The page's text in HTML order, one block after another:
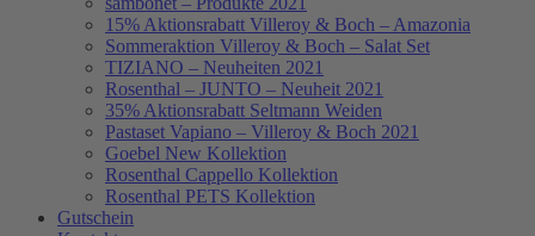
15% Aktionsrabatt Villeroy & Boch – Amazonia
Sommeraktion Villeroy & Boch – Salat Set
TIZIANO – Neuheiten 2021
Rosenthal – JUNTO – Neuheit 2021
35% Aktionsrabatt Seltmann Weiden
Pastaset Vapiano – Villeroy & Boch 2021
Goebel New Kollektion
Rosenthal Cappello Kollektion
Rosenthal PETS Kollektion
Gutschein